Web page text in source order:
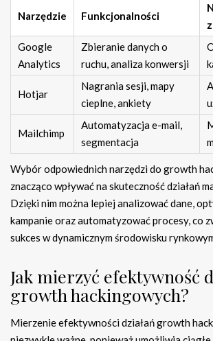
Narzędzie Funkcjonalności
Google
Analytics
Zbieranie danych o
ruchu, analiza konwersji
Hotjar
Nagrania sesji, mapy
cieplne, ankiety
Mailchimp
Automatyzacja e-mail,
segmentacja
Wybór odpowiednich narzędzi do growth
znacząco wpływać na skuteczność działań
Dzięki nim można lepiej analizować dane,
kampanie oraz automatyzować procesy, co
sukces w dynamicznym środowisku
Jak mierzyć efektywność
growth hackingowych?
Mierzenie efektywności działań growth